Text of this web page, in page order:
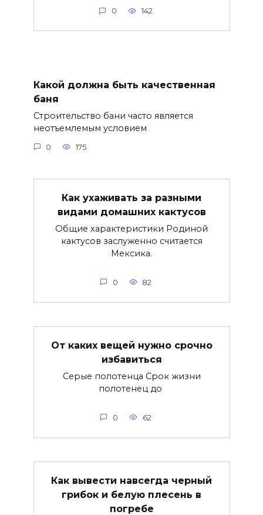
0 142
Какой должна быть качественная
баня
Строительство бани часто является
неотъемлемым условием
0 175
Как ухаживать за разными
видами домашних кактусов
Общие характеристики Родиной
кактусов заслуженно считается
Мексика.
0 82
От каких вещей нужно срочно
избавиться
Серые полотенца Срок жизни
полотенец до
0 62
Как вывести навсегда черный
грибок и белую плесень в
погребе